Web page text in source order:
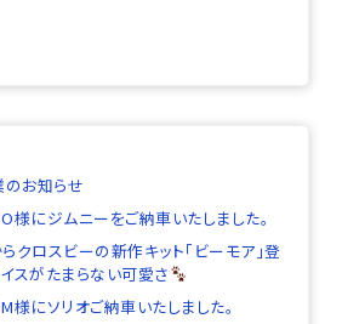
お知らせ
にジムニーをご納車いたしました。
クロスビーの新作キット「ビーモア」登
スがたまらない可愛さ
にソリオご納車いたしました。